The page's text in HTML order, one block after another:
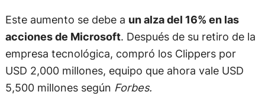
Este aumento se debe a un alza del 16% en las
acciones de Microsoft. Después de su retiro de la
empresa tecnológica, compró los Clippers por
USD 2,000 millones, equipo que ahora vale USD
5,500 millones según Forbes.